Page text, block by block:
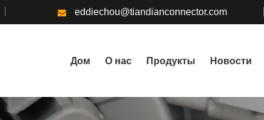
eddiechou@tiandianconnector.com
Дом О нас Продукты Новости